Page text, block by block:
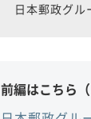
日本郵政グル
前編はこちら